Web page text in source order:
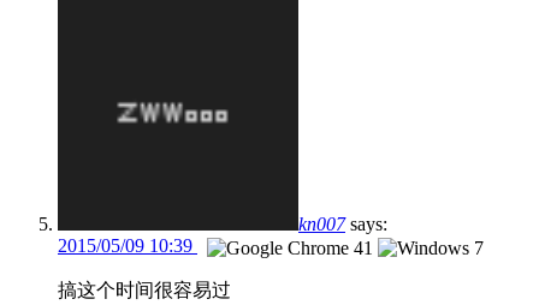
kn007 says:
2015/05/09 10:39
搞这个时间很容易过